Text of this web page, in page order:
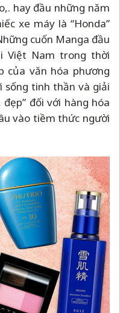
hay đầu những năm
xe máy là “Honda”
cuốn Manga đầu
Việt Nam trong thời
của văn hóa phương
sống tinh thần và giải
đối với hàng hóa
vào tiềm thức người